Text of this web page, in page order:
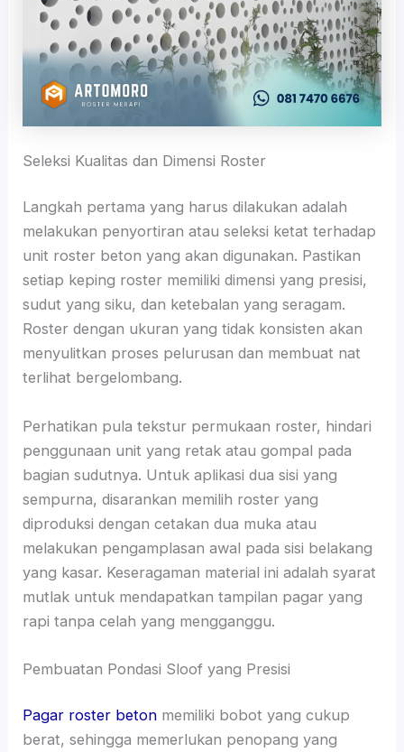
Seleksi Kualitas dan Dimensi Roster
Langkah pertama yang harus dilakukan adalah
melakukan penyortiran atau seleksi ketat terhadap
unit roster beton yang akan digunakan. Pastikan
setiap keping roster memiliki dimensi yang presisi,
sudut yang siku, dan ketebalan yang seragam.
Roster dengan ukuran yang tidak konsisten akan
menyulitkan proses pelurusan dan membuat nat
terlihat bergelombang.
Perhatikan pula tekstur permukaan roster, hindari
penggunaan unit yang retak atau gompal pada
bagian sudutnya. Untuk aplikasi dua sisi yang
sempurna, disarankan memilih roster yang
diproduksi dengan cetakan dua muka atau
melakukan pengamplasan awal pada sisi belakang
yang kasar. Keseragaman material ini adalah syarat
mutlak untuk mendapatkan tampilan pagar yang
rapi tanpa celah yang mengganggu.
Pembuatan Pondasi Sloof yang Presisi
Pagar roster beton memiliki bobot yang cukup
berat, sehingga memerlukan penopang yang